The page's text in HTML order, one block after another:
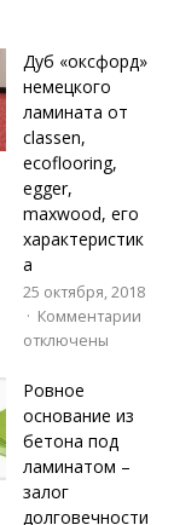
Дуб «оксфорд»
немецкого
ламината от
classen,
ecoflooring,
egger,
maxwood, его
характеристик
а
25 октября, 2018
Комментарии
отключены
Ровное
основание из
бетона под
ламинатом –
залог
долговечности